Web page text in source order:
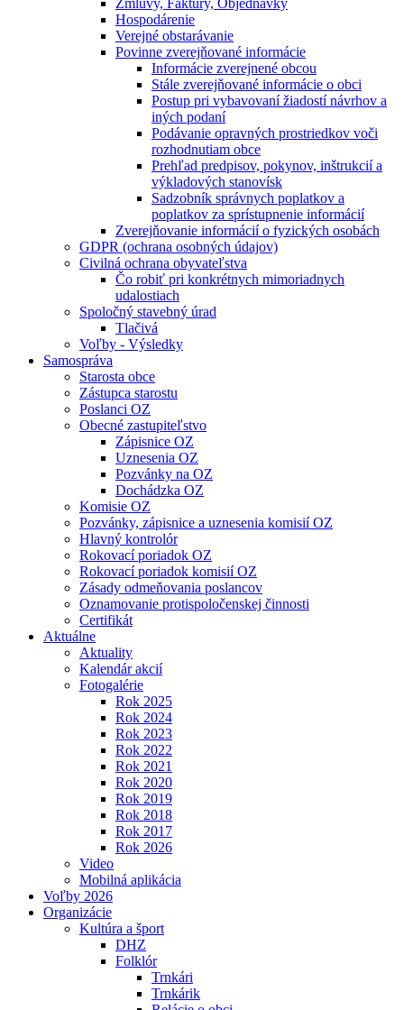
Zmluvy, Faktúry, Objednávky
Hospodárenie
Verejné obstarávanie
Povinne zverejňované informácie
Informácie zverejnené obcou
Stále zverejňované informácie o obci
Postup pri vybavovaní žiadostí návrhov a
iných podaní
Podávanie opravných prostriedkov voči
rozhodnutiam obce
Prehľad predpisov, pokynov, inštrukcií a
výkladových stanovísk
Sadzobník správnych poplatkov a
poplatkov za sprístupnenie informácií
Zverejňovanie informácií o fyzických osobách
GDPR (ochrana osobných údajov)
Civilná ochrana obyvateľstva
Čo robiť pri konkrétnych mimoriadnych
udalostiach
Spoločný stavebný úrad
Tlačivá
Voľby - Výsledky
Samospráva
Starosta obce
Zástupca starostu
Poslanci OZ
Obecné zastupiteľstvo
Zápisnice OZ
Uznesenia OZ
Pozvánky na OZ
Dochádzka OZ
Komisie OZ
Pozvánky, zápisnice a uznesenia komisií OZ
Hlavný kontrolór
Rokovací poriadok OZ
Rokovací poriadok komisií OZ
Zásady odmeňovania poslancov
Oznamovanie protispoločenskej činnosti
Certifikát
Aktuálne
Aktuality
Kalendár akcií
Fotogalérie
Rok 2025
Rok 2024
Rok 2023
Rok 2022
Rok 2021
Rok 2020
Rok 2019
Rok 2018
Rok 2017
Rok 2026
Video
Mobilná aplikácia
Voľby 2026
Organizácie
Kultúra a šport
DHZ
Folklór
Trnkári
Trnkárik